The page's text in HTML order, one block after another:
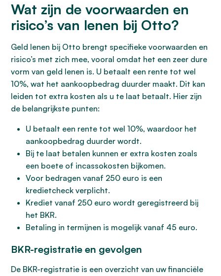
Wat zijn de voorwaarden en
risico’s van lenen bij Otto?
Geld lenen bij Otto brengt specifieke voorwaarden en
risico’s met zich mee, vooral omdat het een zeer dure
vorm van geld lenen is. U betaalt een rente tot wel
10%, wat het aankoopbedrag duurder maakt. Dit kan
leiden tot extra kosten als u te laat betaalt. Hier zijn
de belangrijkste punten:
U betaalt een rente tot wel 10%, waardoor het
aankoopbedrag duurder wordt.
Bij te laat betalen kunnen er extra kosten zoals
een boete of incassokosten bijkomen.
Voor bedragen vanaf 250 euro is een
kredietcheck verplicht.
Krediet vanaf 250 euro wordt geregistreerd bij
het BKR.
Betaling in termijnen is mogelijk vanaf 45 euro.
BKR-registratie en gevolgen
De BKR-registratie is een overzicht van uw financiële